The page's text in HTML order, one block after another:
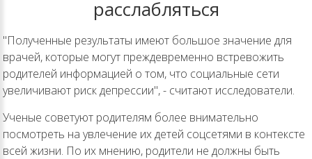
расслабляться
"Полученные результаты имеют большое значение для
врачей, которые могут преждевременно встревожить
родителей информацией о том, что социальные сети
увеличивают риск депрессии", - считают исследователи.
Ученые советуют родителям более внимательно
посмотреть на увлечение их детей соцсетями в контексте
всей жизни. По их мнению, родители не должны быть